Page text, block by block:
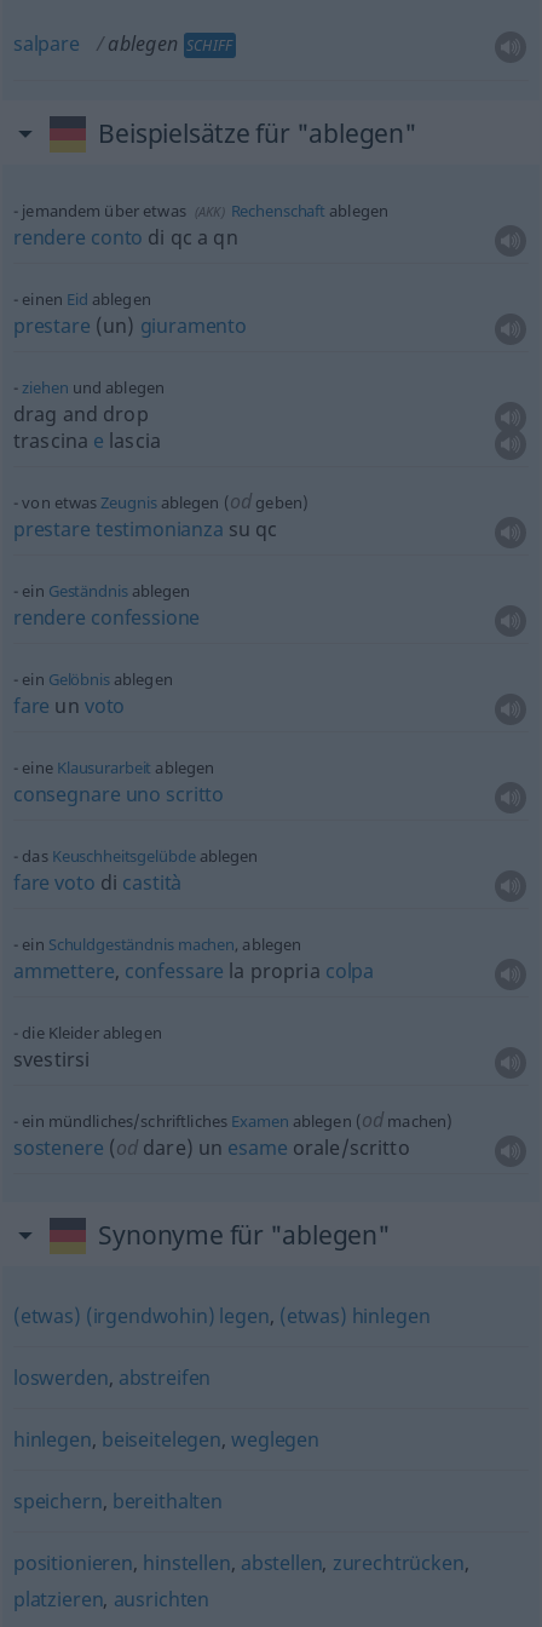
salpare ablegen SCHIFF
Beispielsätze für "ablegen"
jemandem über etwas (AKK) Rechenschaft ablegen
rendere conto di qc a qn
einen Eid ablegen
prestare (un) giuramento
ziehen und ablegen
drag and drop
trascina e lascia
von etwasZeugnisablegen (od geben)
prestare testimonianza su qc
ein Geständnisablegen
rendere confessione
ein Gelöbnisablegen
fare un voto
eine Klausurarbeit ablegen
consegnare uno scritto
das Keuschheitsgelübdeablegen
fare voto di castità
ein Schuldgeständnis machen, ablegen
ammettere, confessare la propria colpa
die Kleider ablegen
svestirsi
ein mündliches/schriftliches Examen ablegen (od machen)
sostenere (od dare) un esame orale/scritto
Synonyme für "ablegen"
(etwas) (irgendwohin) legen, (etwas) hinlegen
loswerden, abstreifen
hinlegen, beiseitelegen,weglegen
speichern, bereithalten
positionieren, hinstellen, abstellen, zurechtrücken,
platzieren, ausrichten